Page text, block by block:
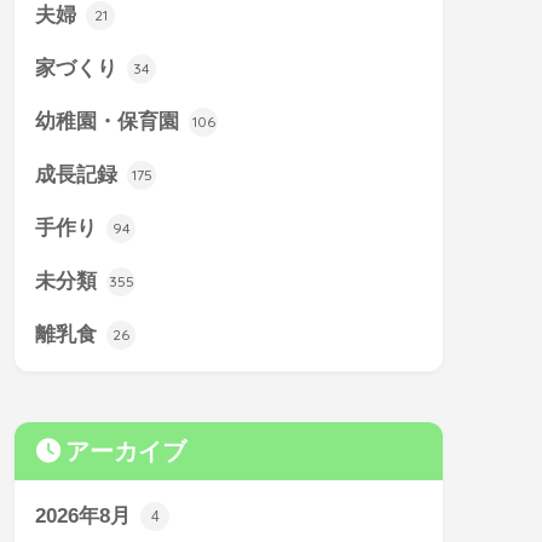
夫婦 21
家づくり 34
幼稚園・保育園 106
成長記録 175
手作り 94
未分類 355
離乳食 26
アーカイブ
2026年8月 4